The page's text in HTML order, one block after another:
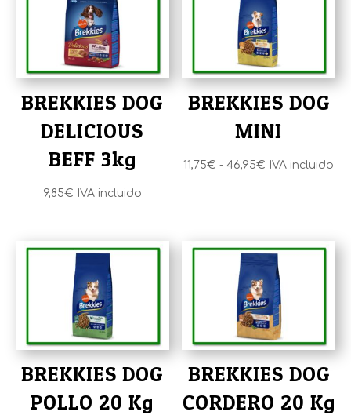
BREKKIES DOG
DELICIOUS
BEFF 3kg
9,85€ IVA incluido
BREKKIES DOG
MINI
11,75€ - 46,95€ Rango
11,75€
hasta
46,95€
IVA incluido
BREKKIES DOG
POLLO 20 Kg
BREKKIES DOG
CORDERO 20 Kg